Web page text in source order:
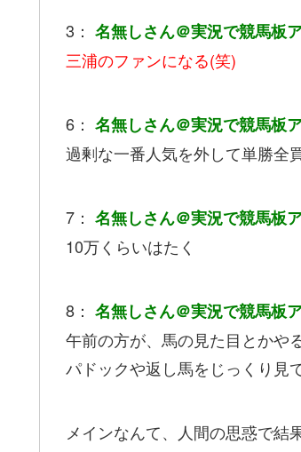
3： 名無しさん＠実況で競馬板
三浦のファンになる(笑)
6： 名無しさん＠実況で競馬板
過剰な一番人気を外して単勝全
7： 名無しさん＠実況で競馬板
10万くらいはたく
8： 名無しさん＠実況で競馬板
午前の方が、馬の見た目とかや
パドックや返し馬をじっくり見
メインなんて、人間の思惑で結